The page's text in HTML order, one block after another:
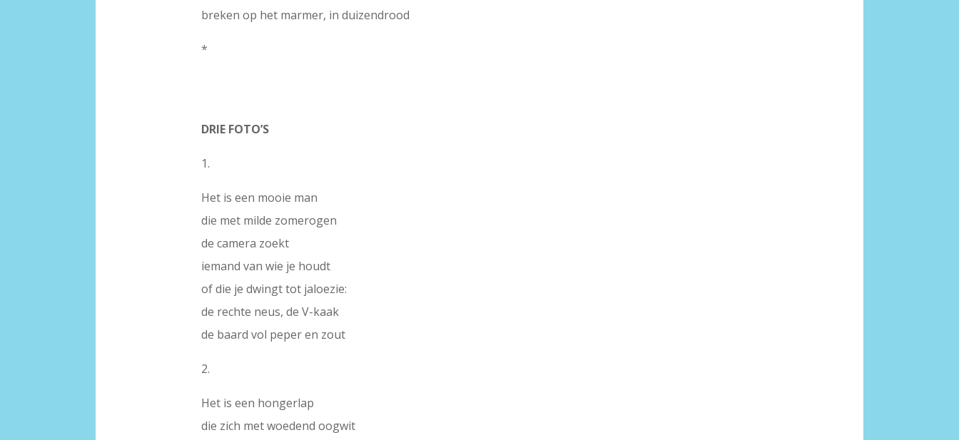
breken op het marmer, in duizendrood
*
DRIE FOTO’S
1.
Het is een mooie man
die met milde zomerogen
de camera zoekt
iemand van wie je houdt
of die je dwingt tot jaloezie:
de rechte neus, de V-kaak
de baard vol peper en zout
2.
Het is een hongerlap
die zich met woedend oogwit